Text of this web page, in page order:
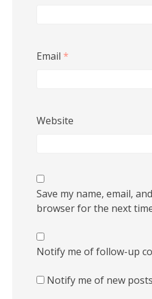
Email *
Website
Save my name, email,
browser for the next
Notify me of follow-up
Notify me of new